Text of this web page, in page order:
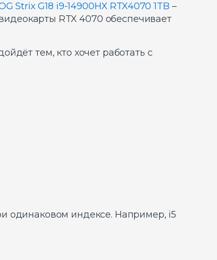
Strix G18 i9-14900HX RTX4070 1TB –
RTX 4070 обеспечивает
тем, кто хочет работать с
одинаковом индексе. Например, i5